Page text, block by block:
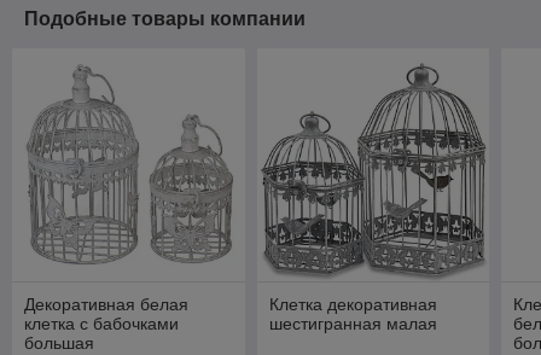
Подобные товары компании
Декоративная белая
клетка с бабочками
большая
Клетка декоративная
шестигранная малая